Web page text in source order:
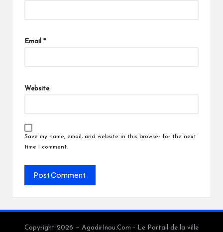
Email *
Website
Save my name, email, and website in this browser for the next
time I comment.
Copyright 2026 — AgadirInou.Com - Le Portail de la ville